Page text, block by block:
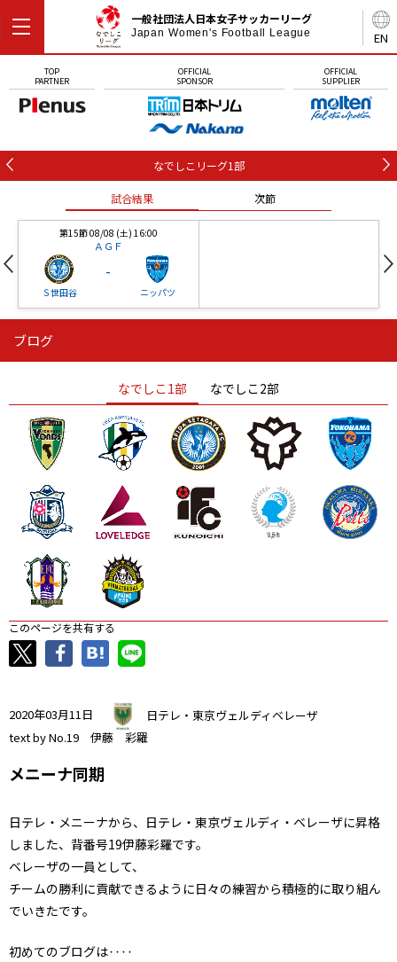
EN
一般社団法人日本女子サッカーリーグ
Japan Women's Football League
TOP
PARTNER
OFFICIAL
SPONSOR
OFFICIAL
SUPPLIER
なでしこリーグ1部
試合結果 次節
第15節 08/08 (土) 16:00
ＡＧＦ
Ｓ世田谷
-
ニッパツ
ニッパツ
ニッパツ 名古屋
石人の星
静岡 愛媛Ｌ
ブログ
なでしこ1部 なでしこ2部
このページを共有する
2020年03月11日
日テレ・東京ヴェルディベレーザ
text by No.19 伊藤 彩羅
メニーナ同期
日テレ・メニーナから、日テレ・東京ヴェルディ・ベレーザに昇格
しました、背番号19伊藤彩羅です。
ベレーザの一員として、
チームの勝利に貢献できるように日々の練習から積極的に取り組ん
でいきたです。
初めてのブログは‥‥